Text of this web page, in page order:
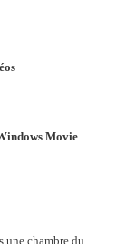
Movie
une chambre du